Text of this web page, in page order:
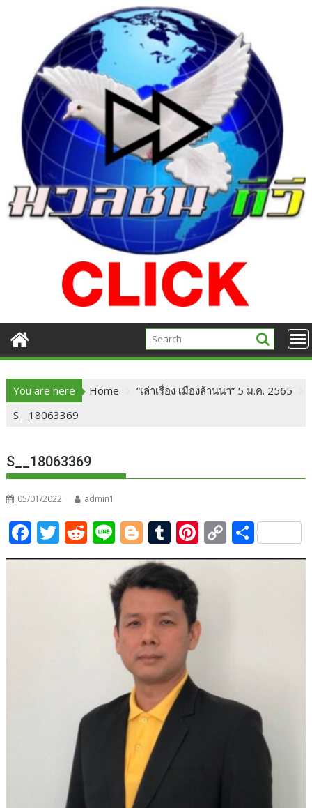
You are here Home
“เล่าเรื่อง เมืองล้านนา” 5 ม.ค. 2565
S__18063369
S__18063369
05/01/2022 admin1
F
ac
T
w
R
e
Li
n
e
Bl
o
g
g
er
T
u
m
bl
r
Pi
nt
e
st
C
o
S
h